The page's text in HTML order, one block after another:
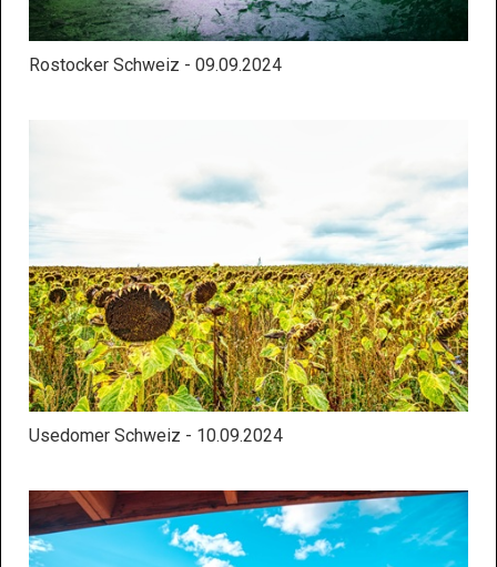
Rostocker Schweiz - 09.09.2024
Usedomer Schweiz - 10.09.2024